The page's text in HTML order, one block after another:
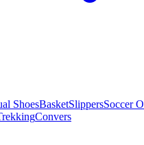
ShoesBasketSlippersSoccer
Convers